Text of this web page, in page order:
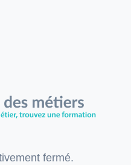
fermé.